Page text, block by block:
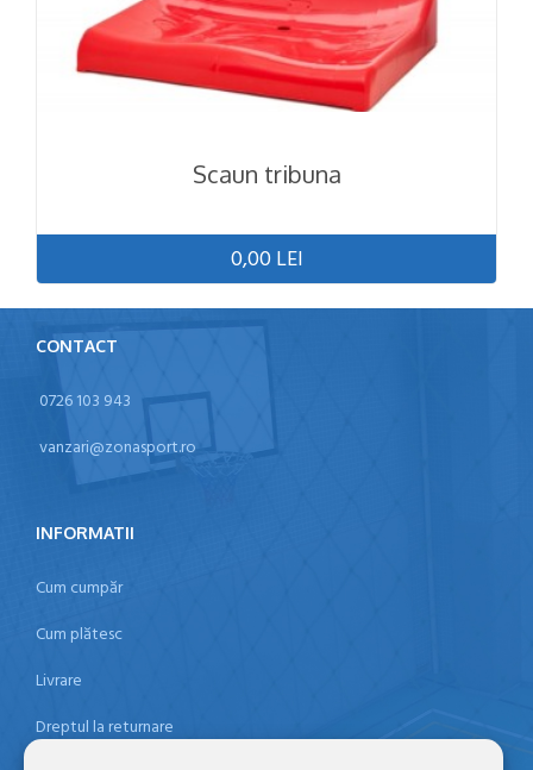
Scaun tribuna
0,00 LEI
CONTACT
0726 103 943
vanzari@zonasport.ro
INFORMATII
Cum cumpăr
Cum plătesc
Livrare
Dreptul la returnare